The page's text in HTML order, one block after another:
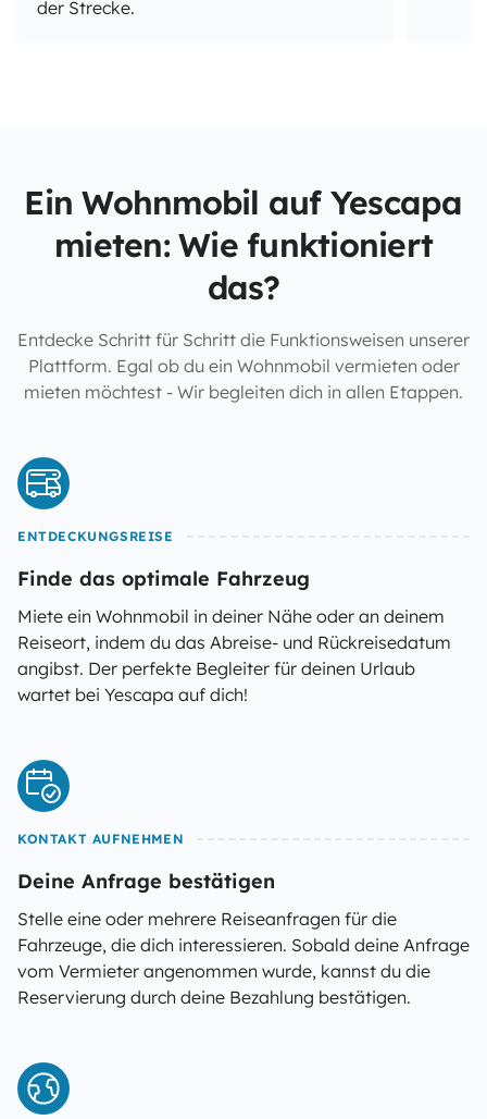
der Strecke.
Ein Wohnmobil auf Yescapa
mieten: Wie funktioniert
das?
Entdecke Schritt für Schritt die Funktionsweisen unserer
Plattform. Egal ob du ein Wohnmobil vermieten oder
mieten möchtest - Wir begleiten dich in allen Etappen.
ENTDECKUNGSREISE
Finde das optimale Fahrzeug
Miete ein Wohnmobil in deiner Nähe oder an deinem
Reiseort, indem du das Abreise- und Rückreisedatum
angibst. Der perfekte Begleiter für deinen Urlaub
wartet bei Yescapa auf dich!
KONTAKT AUFNEHMEN
Deine Anfrage bestätigen
Stelle eine oder mehrere Reiseanfragen für die
Fahrzeuge, die dich interessieren. Sobald deine Anfrage
vom Vermieter angenommen wurde, kannst du die
Reservierung durch deine Bezahlung bestätigen.